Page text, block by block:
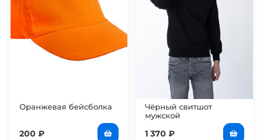
Оранжевая бейсболка
200 ₽
Чёрный свитшот
мужской
1 370 ₽